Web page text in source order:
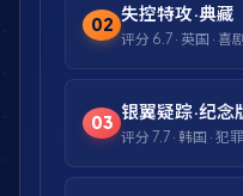
02
失控特攻·典藏
评分 6.7 · 英国 · 喜
03
银翼疑踪·纪念
评分 7.7 · 韩国 · 犯罪